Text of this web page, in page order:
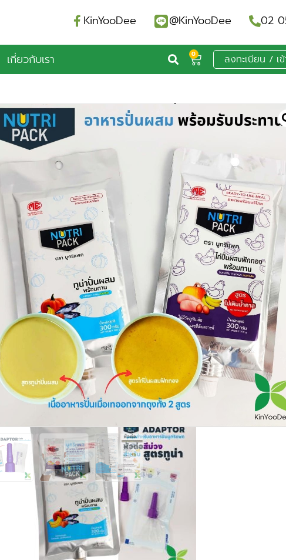
KinYooDee @KinYooDee 02
เกี่ยวกับเรา 0 ลงทะเบียน / เข้
NutriPack อาหารปั่นสำเร็จรูป
ไก่ปั่นไม่เติมน้ำตาลทราย และทูน่า
ผสมฟักทอง ยกลัง 20 ชิ้นและแ
เดี่ยว 1ถุงพร้อมหัวต่อ